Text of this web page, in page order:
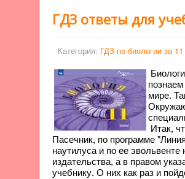
ГДЗ ответы для
Категория: ГДЗ по биологии за
мире.
Итак,
Пасечник, по программе
наутилуса и по ее
издательства, а в правом
учебнику. О них как раз и